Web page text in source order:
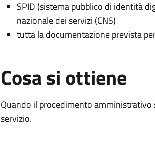
SPID (sistema pubblico di identità
nazionale dei servizi (CNS)
tutta la documentazione prevista
Cosa si ottiene
Quando il procedimento
servizio.